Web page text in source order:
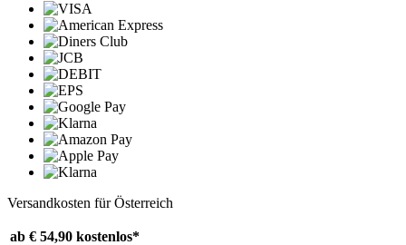
Versandkosten für Österreich
ab € 54,90 kostenlos*